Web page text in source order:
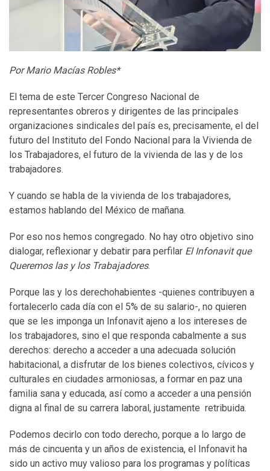
Por Mario Macías Robles*
El tema de este Tercer Congreso Nacional de
representantes obreros y dirigentes de las principales
organizaciones sindicales del país es, precisamente, el del
futuro del Instituto del Fondo Nacional para la Vivienda de
los Trabajadores, el futuro de la vivienda de las y de los
trabajadores.
Y cuando se habla de la vivienda de los trabajadores,
estamos hablando del México de mañana.
Por eso nos hemos congregado. No hay otro objetivo sino
dialogar, reflexionar y debatir para perfilar El Infonavit que
Queremos las y los Trabajadores.
Porque las y los derechohabientes -quienes contribuyen a
fortalecerlo cada día con el 5% de su salario-, no quieren
que se les imponga un Infonavit ajeno a los intereses de
los trabajadores, sino el que responda cabalmente a sus
derechos: derecho a acceder a una adecuada solución
habitacional, a disfrutar de los bienes colectivos, cívicos y
culturales en ciudades armoniosas, a formar en paz una
familia sana y educada, así como a acceder a una pensión
digna al final de su carrera laboral, justamente retribuida.
Podemos decirlo con todo derecho, porque a lo largo de
más de cincuenta y un años de existencia, el Infonavit ha
sido un activo muy valioso para los programas y políticas